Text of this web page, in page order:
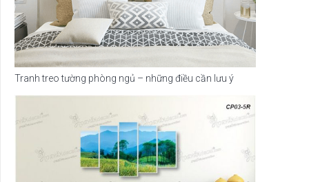
Tranh treo tường phòng ngủ – những điều cần lưu ý